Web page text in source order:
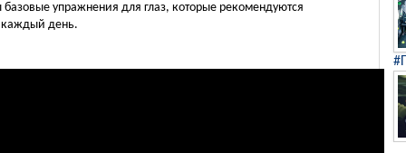
упражнения для глаз, которые рекомендуются
каждый день.